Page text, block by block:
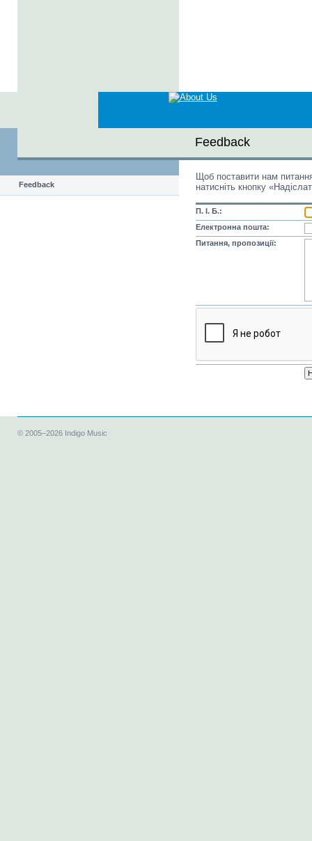
Feedback
Feedback
Щоб поставити нам
натисніть кнопку
П. І. Б.:
Електронна пошта:
Питання, пропозиції:
© 2005–2026 Indigo Music